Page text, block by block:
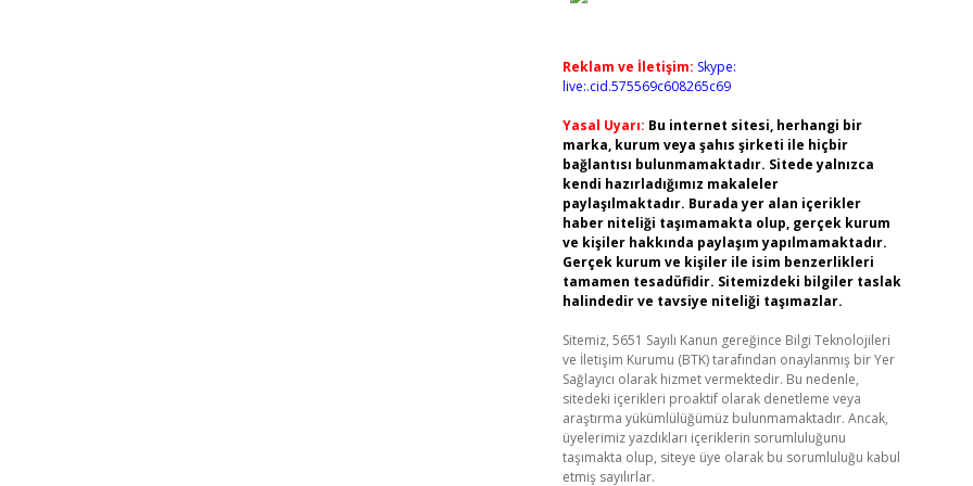
Reklam ve İletişim: Skype:
live:.cid.575569c608265c69
Yasal Uyarı: Bu internet sitesi, herhangi bir
marka, kurum veya şahıs şirketi ile hiçbir
bağlantısı bulunmamaktadır. Sitede yalnızca
kendi hazırladığımız makaleler
paylaşılmaktadır. Burada yer alan içerikler
haber niteliği taşımamakta olup, gerçek kurum
ve kişiler hakkında paylaşım yapılmamaktadır.
Gerçek kurum ve kişiler ile isim benzerlikleri
tamamen tesadüfidir. Sitemizdeki bilgiler taslak
halindedir ve tavsiye niteliği taşımazlar.
Sitemiz, 5651 Sayılı Kanun gereğince Bilgi Teknolojileri
ve İletişim Kurumu (BTK) tarafından onaylanmış bir Yer
Sağlayıcı olarak hizmet vermektedir. Bu nedenle,
sitedeki içerikleri proaktif olarak denetleme veya
araştırma yükümlülüğümüz bulunmamaktadır. Ancak,
üyelerimiz yazdıkları içeriklerin sorumluluğunu
taşımakta olup, siteye üye olarak bu sorumluluğu kabul
etmiş sayılırlar.